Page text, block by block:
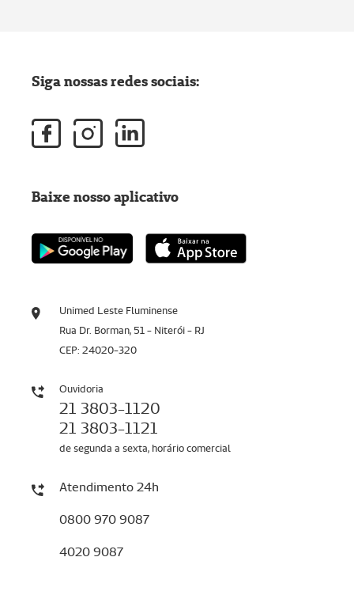
Unimed Leste Fluminense
Rua Dr. Borman, 51 - Niterói - RJ
CEP: 24020-320
Ouvidoria
21 3803-1120
21 3803-1121
de segunda a sexta, horário comercial
Atendimento 24h
0800 970 9087
4020 9087
Siga nossas redes sociais:
Baixe nosso aplicativo